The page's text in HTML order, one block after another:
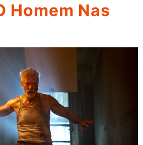
Homem Nas